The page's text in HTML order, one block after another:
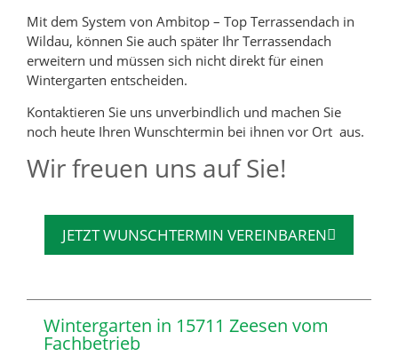
Mit dem System von Ambitop – Top Terrassendach in
Wildau, können Sie auch später Ihr Terrassendach
erweitern und müssen sich nicht direkt für einen
Wintergarten entscheiden.
Kontaktieren Sie uns unverbindlich und machen Sie
noch heute Ihren Wunschtermin bei ihnen vor Ort aus.
Wir freuen uns auf Sie!
JETZT WUNSCHTERMIN VEREINBAREN
Wintergarten in 15711 Zeesen vom
Fachbetrieb